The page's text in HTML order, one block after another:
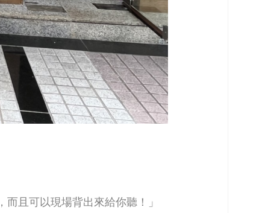
且可以現場背出來給你聽！」